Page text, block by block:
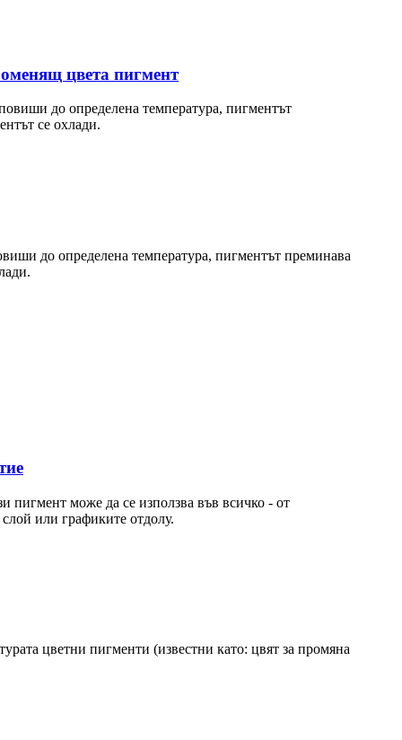
цвета пигмент
до определена температура, пигментът
се охлади.
до определена температура, пигментът преминава
пигмент може да се използва във всичко - от
или графиките отдолу.
цветни пигменти (известни като: цвят за промяна